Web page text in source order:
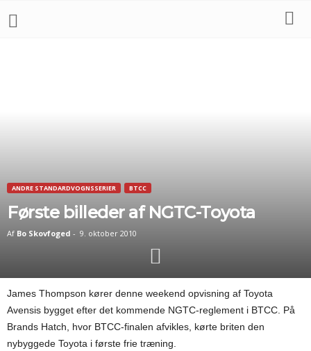
ANDRE STANDARDVOGNSSERIER BTCC
Første billeder af NGTC-Toyota
Af Bo Skovfoged - 9. oktober 2010
James Thompson kører denne weekend opvisning af Toyota
Avensis bygget efter det kommende NGTC-reglement i BTCC. På
Brands Hatch, hvor BTCC-finalen afvikles, kørte briten den
nybyggede Toyota i første frie træning.